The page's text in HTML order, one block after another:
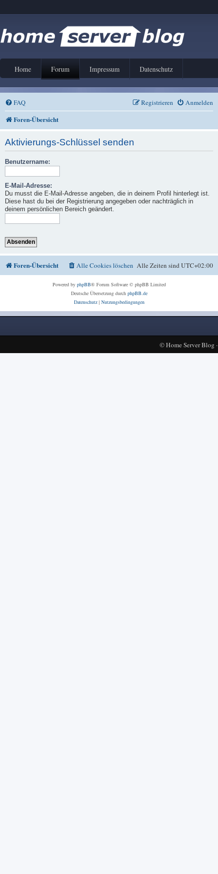
Home Forum Impressum Datenschutz
FAQ Anmelden
Registrieren
Foren-Übersicht
Aktivierungs-Schlüssel senden
Benutzername:
E-Mail-Adresse:
Du musst die E-Mail-Adresse angeben, die in deinem Profil hinterlegt ist.
Diese hast du bei der Registrierung angegeben oder nachträglich in
deinem persönlichen Bereich geändert.
Foren-Übersicht Alle Zeiten sindUTC+02:00
Alle Cookies löschen
Powered by phpBB® Forum Software © phpBB Limited
Deutsche Übersetzung durch phpBB.de
Datenschutz| Nutzungsbedingungen
©Home Server Blog